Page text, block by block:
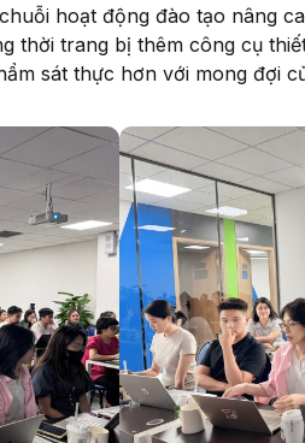
hoạt động đào tạo nâng
thời trang bị thêm công cụ
sát thực hơn với mong đợi